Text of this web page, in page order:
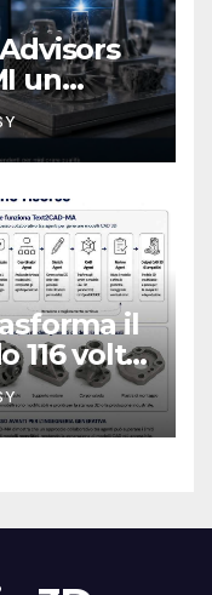
un
3D
filiera
il
116 volte